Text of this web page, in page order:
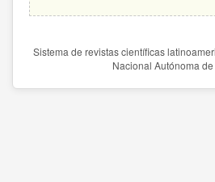
Sistema de revistas científicas
Nacional Autónoma